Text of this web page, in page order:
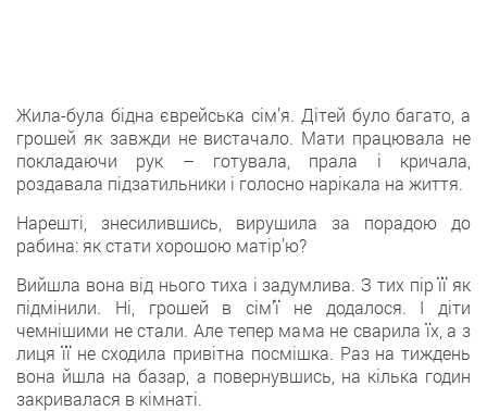
Жила-була бідна єврейська сім’я. Дітей було багато, а
грошей як завжди не вистачало. Мати працювала не
покладаючи рук – готувала, прала і кричала,
роздавала підзатильники і голосно нарікала на життя.
Нарешті, знесилившись, вирушила за порадою до
рабина: як стати хорошою матір’ю?
Вийшла вона від нього тиха і задумлива. З тих пір її як
підмінили. Ні, грошей в сім’ї не додалося. І діти
чемнішими не стали. Але тепер мама не сварила їх, а з
лиця її не сходила привітна посмішка. Раз на тиждень
вона йшла на базар, а повернувшись, на кілька годин
закривалася в кімнаті.